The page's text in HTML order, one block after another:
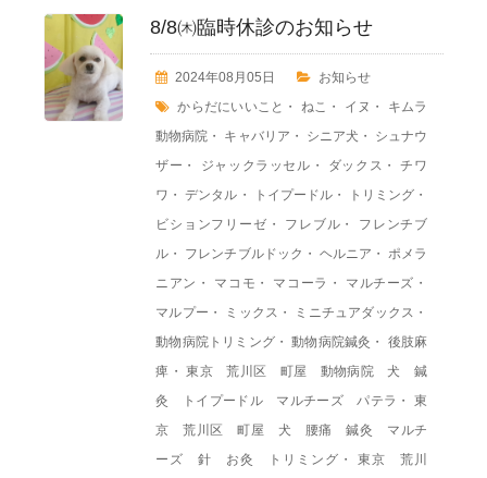
8/8㈭臨時休診のお知らせ
2024年08月05日
お知らせ
からだにいいこと ・ ねこ ・ イヌ ・ キムラ
動物病院 ・ キャバリア ・ シニア犬 ・ シュナウ
ザー ・ ジャックラッセル ・ ダックス ・チワ
ワ ・デンタル ・ トイプードル・ トリミング ・
ビションフリーゼ ・ フレブル ・ フレンチブ
ル ・ フレンチブルドック ・ ヘルニア ・ポメラ
ニアン ・ マコモ ・ マコーラ ・ マルチーズ ・
マルプー ・ ミックス ・ ミニチュアダックス ・
動物病院トリミング・動物病院鍼灸 ・ 後肢麻
痺 ・東京 荒川区 町屋 動物病院 犬 鍼
灸 トイプードル マルチーズ パテラ ・東
京 荒川区 町屋 犬 腰痛 鍼灸 マルチ
ーズ 針 お灸 トリミング ・東京 荒川